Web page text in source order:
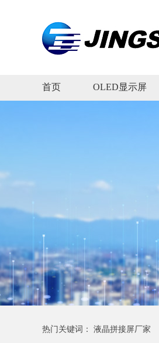
首页 OLED显示屏
热门关键词： 液晶拼接屏厂家